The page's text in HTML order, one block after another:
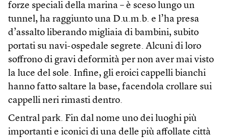
forze speciali della marina – è sceso lungo un
tunnel, ha raggiunto una D.u.m.b. e l’ha presa
d’assalto liberando migliaia di bambini, subito
portati su navi-ospedale segrete. Alcuni di loro
soffrono di gravi deformità per non aver mai visto
la luce del sole. Infine, gli eroici cappelli bianchi
hanno fatto saltare la base, facendola crollare sui
cappelli neri rimasti dentro.
Central park. Fin dal nome uno dei luoghi più
importanti e iconici di una delle più affollate città